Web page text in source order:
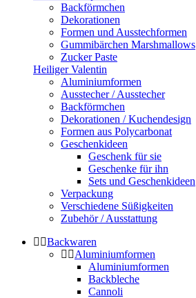
Backförmchen
Dekorationen
Formen und Ausstechformen
Gummibärchen Marshmallows
Zucker Paste
Heiliger Valentin
Aluminiumformen
Ausstecher / Ausstecher
Backförmchen
Dekorationen / Kuchendesign
Formen aus Polycarbonat
Geschenkideen
Geschenk für sie
Geschenke für ihn
Sets und Geschenkideen
Verpackung
Verschiedene Süßigkeiten
Zubehör / Ausstattung
Backwaren
Aluminiumformen
Aluminiumformen
Backbleche
Cannoli